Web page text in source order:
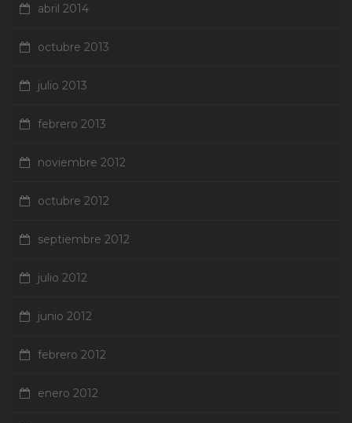
abril 2014
octubre 2013
julio 2013
febrero 2013
noviembre 2012
octubre 2012
septiembre 2012
julio 2012
junio 2012
febrero 2012
enero 2012